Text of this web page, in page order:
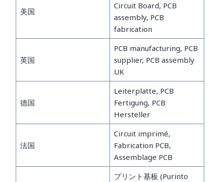
美国
Circuit Board, PCB
assembly, PCB
fabrication
英国
PCB manufacturing, PCB
supplier, PCB assembly
UK
德国
Leiterplatte, PCB
Fertigung, PCB
Hersteller
法国
Circuit imprimé,
Fabrication PCB,
Assemblage PCB
プリント基板 (Purinto